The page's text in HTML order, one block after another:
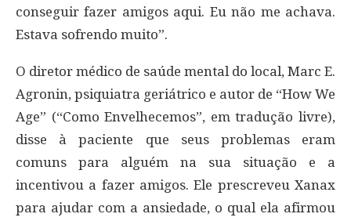
conseguir fazer amigos aqui. Eu não me achava.
Estava sofrendo muito”.
O diretor médico de saúde mental do local, Marc E.
Agronin, psiquiatra geriátrico e autor de “How We
Age” (“Como Envelhecemos”, em tradução livre),
disse à paciente que seus problemas eram
comuns para alguém na sua situação e a
incentivou a fazer amigos. Ele prescreveu Xanax
para ajudar com a ansiedade, o qual ela afirmou